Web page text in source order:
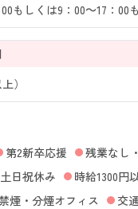
もしくは9：00～17：00
）
第2新卒応援
残業なし
土日祝休み 時給1300円
煙・分煙オフィス 交